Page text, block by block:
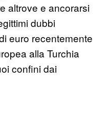
altrove e ancorarsi
dubbi
euro recentemente
alla Turchia
confini dai